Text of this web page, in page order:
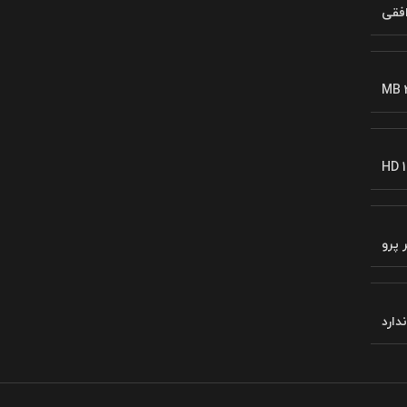
افقی
MB
HD
پرو
ندارد